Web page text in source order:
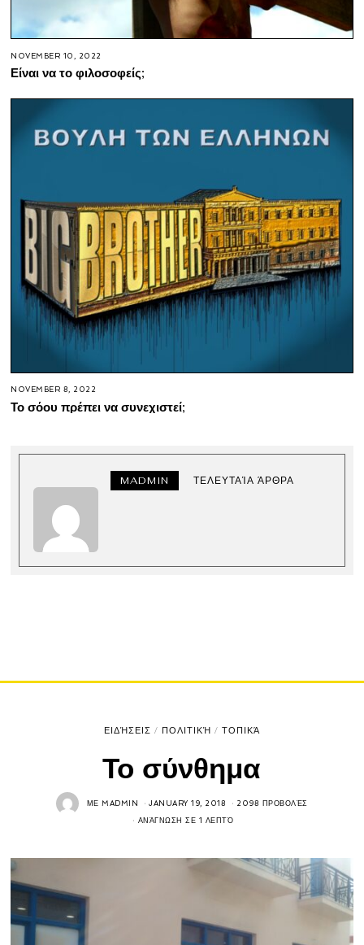
NOVEMBER 10, 2022
Είναι να το φιλοσοφείς;
NOVEMBER 8, 2022
Το σόου πρέπει να συνεχιστεί;
MADMIN ΤΕΛΕΥΤΑΊΑ ΆΡΘΡΑ
ΕΙΔΉΣΕΙΣ / ΠΟΛΙΤΙΚΉ / ΤΟΠΙΚΆ
Το σύνθημα
ΜΕMADMIN JANUARY 19, 2018 2098 ΠΡΟΒΟΛΈΣ
ΑΝΆΓΝΩΣΗ ΣΕ 1 ΛΕΠΤΌ